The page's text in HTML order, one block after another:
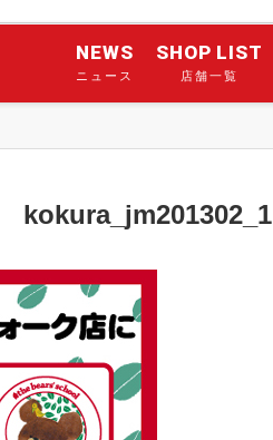
NEWS
ニュース
SHOP LIST
店舗一覧
kokura_jm201302_1